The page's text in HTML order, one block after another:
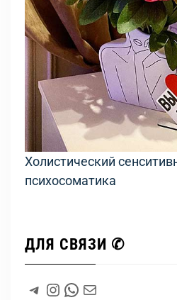
Холистический
психосоматика
ДЛЯ СВЯЗИ ✆
# Instagram
WhatsApp
#